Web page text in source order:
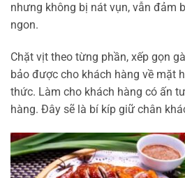
nhưng không bị nát vụn, vẫn đảm
ngon.
Chặt vịt theo từng phần, xếp gọn
bảo được cho khách hàng về mặt
thức. Làm cho khách hàng có ấn
hàng. Đây sẽ là bí kíp giữ chân